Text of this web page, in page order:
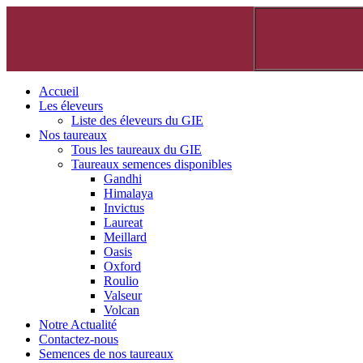
Accueil
Les éleveurs
Liste des éleveurs du GIE
Nos taureaux
Tous les taureaux du GIE
Taureaux semences disponibles
Gandhi
Himalaya
Invictus
Laureat
Meillard
Oasis
Oxford
Roulio
Valseur
Volcan
Notre Actualité
Contactez-nous
Semences de nos taureaux